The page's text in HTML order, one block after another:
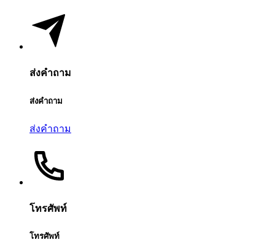
ส่งคำถาม
ส่งคำถาม
ส่งคำถาม
โทรศัพท์
โทรศัพท์